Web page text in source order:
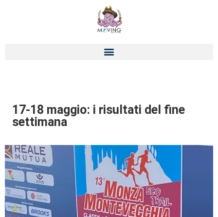
17-18 maggio: i risultati del fine
settimana